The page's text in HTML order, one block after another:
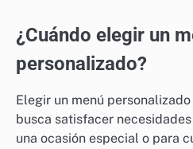
¿Cuándo elegir un
personalizado?
Elegir un menú
busca satisfacer
una ocasión especial o para